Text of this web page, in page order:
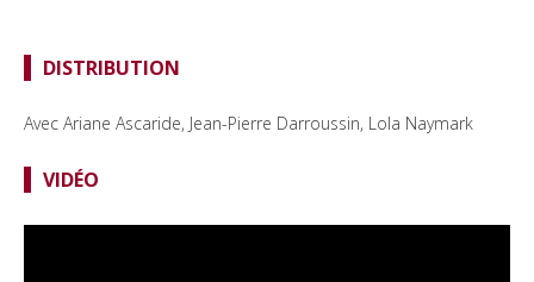
DISTRIBUTION
Avec Ariane Ascaride, Jean-Pierre Darroussin, Lola Naymark
VIDÉO